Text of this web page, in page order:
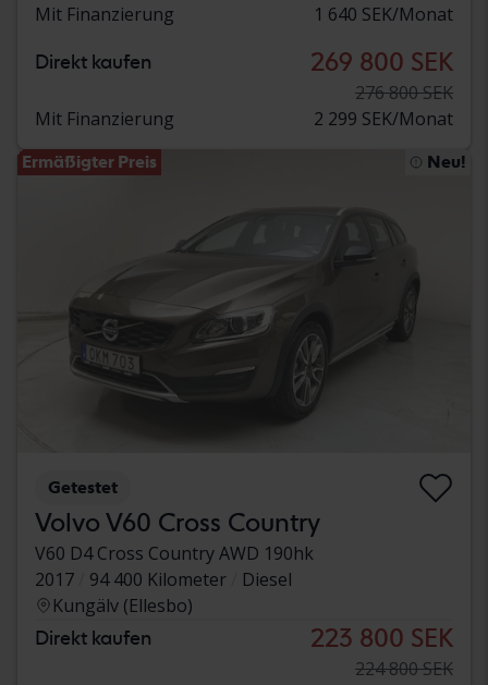
Mit Finanzierung 1 640 SEK/Monat
Direkt kaufen 269 800 SEK
276 800 SEK
Mit Finanzierung
2 299 SEK/Monat
Ermäßigter Preis Neu!
Getestet
Volvo V60 Cross Country
V60 D4 Cross Country AWD 190hk
2017
94 400 Kilometer
Diesel
Kungälv (Ellesbo)
Direkt kaufen 223 800 SEK
224 800 SEK